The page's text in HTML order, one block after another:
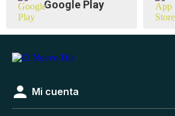
Google Play
Mi cuenta